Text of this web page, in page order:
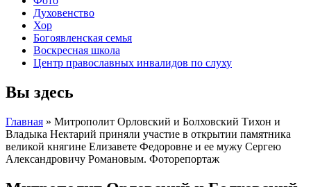
Духовенство
Хор
Богоявленская семья
Воскресная школа
Центр православных инвалидов по слуху
Вы здесь
Главная » Митрополит Орловский и Болховский Тихон и
Владыка Нектарий приняли участие в открытии памятника
великой княгине Елизавете Федоровне и ее мужу Сергею
Александровичу Романовым. Фоторепортаж